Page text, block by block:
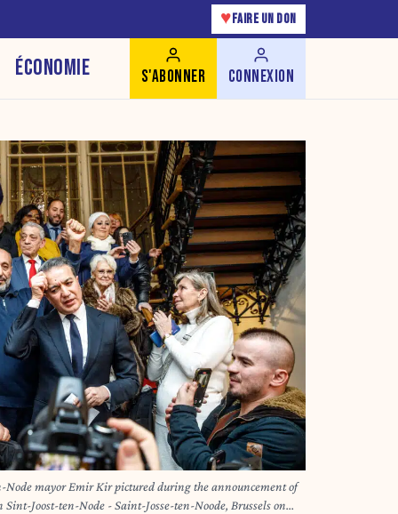
♥ FAIRE UN DON
ÉCONOMIE S'ABONNER CONNEXION
Node mayor Emir Kir pictured during the announcement of
Joost-ten-Node - Saint-Josse-ten-Noode, Brussels on